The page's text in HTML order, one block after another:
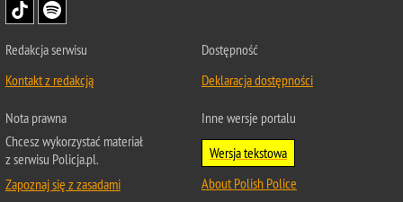
Redakcja serwisu
Kontakt z redakcją
Dostępność
Deklaracja dostępności
Nota prawna
Chcesz wykorzystać materiał
z serwisu Policja.pl.
Zapoznaj się z zasadami
Inne wersje portalu
Wersja tekstowa
About Polish Police